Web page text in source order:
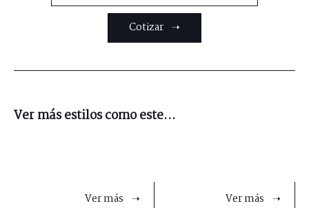
Cotizar ➝
Ver más estilos como este...
Ver más ➝ Ver más ➝